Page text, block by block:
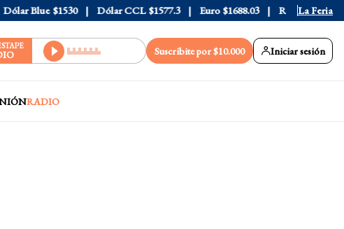
Blue $1530 Dólar CCL $1577.3 Euro $1688.03 Riesgo País 408
La Feria
Suscribite por $10.000 Iniciar sesión
RADIO